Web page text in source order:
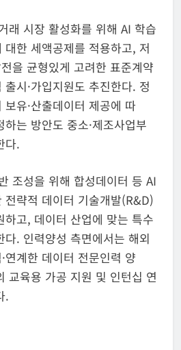
래 시장 활성화를 위해 AI 학습
한 세액공제를 적용하고, 저
을 균형있게 고려한 표준계약
시·가입지원도 추진한다. 정
유·산출데이터 제공에 따
는 방안도 중소·제조사업부
다.
조성을 위해 합성데이터 등 AI
전략적 데이터 기술개발(R&D)
하고, 데이터 산업에 맞는 특수
. 인력양성 측면에서는 해외
연계한 데이터 전문인력 양
교육용 가공 지원 및 인턴십 연
.